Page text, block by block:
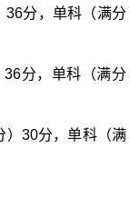
36分，单科（满分
分，单科（满分
）30分，单科（满